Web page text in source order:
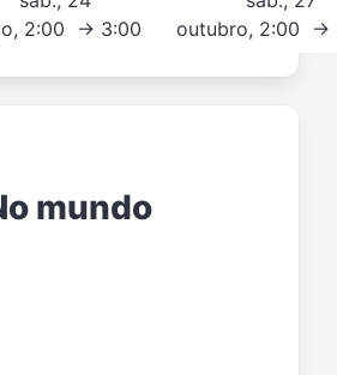
2:00 → 3:00
outubro, 2:00 →
mundo